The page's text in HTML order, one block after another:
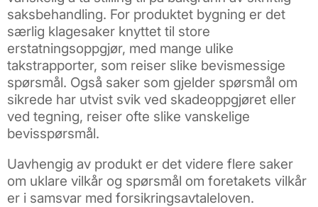
saksbehandling. For produktet bygning er det
særlig klagesaker knyttet til store
erstatningsoppgjør, med mange ulike
takstrapporter, som reiser slike bevismessige
spørsmål. Også saker som gjelder spørsmål om
sikrede har utvist svik ved skadeoppgjøret eller
ved tegning, reiser ofte slike vanskelige
bevisspørsmål.
Uavhengig av produkt er det videre flere saker
om uklare vilkår og spørsmål om foretakets vilkår
er i samsvar med forsikringsavtaleloven.